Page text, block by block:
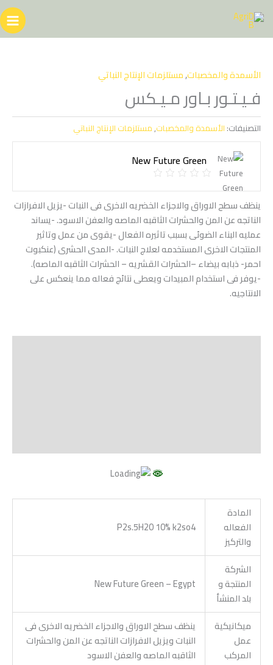
إلى
المحتوى
الأسمدة والمخصبات,مستلزمات الإنتاج النباتي
فـيـتـور بـاور مـيـكس
التصنيفات: الأسمدة والمخصبات,مستلزمات الإنتاج النباتي
New Future Green
ينظف سطح الاوراق والاجزاء الخضريه الاخرى فى النبات -يزيل الافرازات
الناتجه عن المن والحشرات الثاقبه الماصه والعفن الاسود. -يساند
عمليه البناء الضوئى بسبب تاثيره الفعال -يقوى من عمل وتاثير
المنتجات الاخرى المستخدمه لعلاج النبات. -المدى الحشرى (عنكبوت
احمر- ذبابه بيضاء –الحشرات القشريه – الحشرات الثاقبه الماصه).
-يوفر فى استخدام المبيدات ويعطى نتائج فعاله مما ينعكس على
الانتاجيه.
المادة
الفعاله
والتركيز
P2s.5H20 10% k2so4
الشركة
المنتجة و
بلد المنشأ
New Future Green – Egypt
ميكانيكية
عمل
المركب
ينظف سطح الاوراق والاجزاء الخضريه الاخرى فى
النبات ويزيل الافرازات الناتجه عن المن والحشرات
الثاقبه الماصه والعفن الاسود